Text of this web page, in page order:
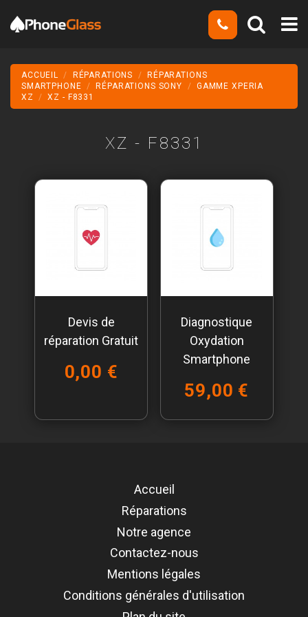
ACCUEIL RÉPARATIONS
RÉPARATIONS
SMARTPHONE
RÉPARATIONS SONY
GAMME XPERIA
XZ
XZ - F8331
XZ - F8331
Devis de
réparation Gratuit
0,00 €
Diagnostique
Oxydation
Smartphone
59,00 €
Accueil
Réparations
Notre agence
Contactez-nous
Mentions légales
Conditions générales d'utilisation